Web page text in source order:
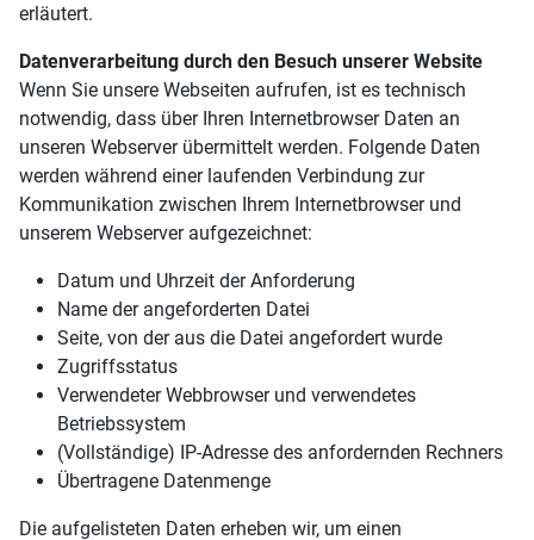
erläutert.
Datenverarbeitung durch den Besuch unserer Website
Wenn Sie unsere Webseiten aufrufen, ist es technisch
notwendig, dass über Ihren Internetbrowser Daten an
unseren Webserver übermittelt werden. Folgende Daten
werden während einer laufenden Verbindung zur
Kommunikation zwischen Ihrem Internetbrowser und
unserem Webserver aufgezeichnet:
Datum und Uhrzeit der Anforderung
Name der angeforderten Datei
Seite, von der aus die Datei angefordert wurde
Zugriffsstatus
Verwendeter Webbrowser und verwendetes
Betriebssystem
(Vollständige) IP-Adresse des anfordernden Rechners
Übertragene Datenmenge
Die aufgelisteten Daten erheben wir, um einen